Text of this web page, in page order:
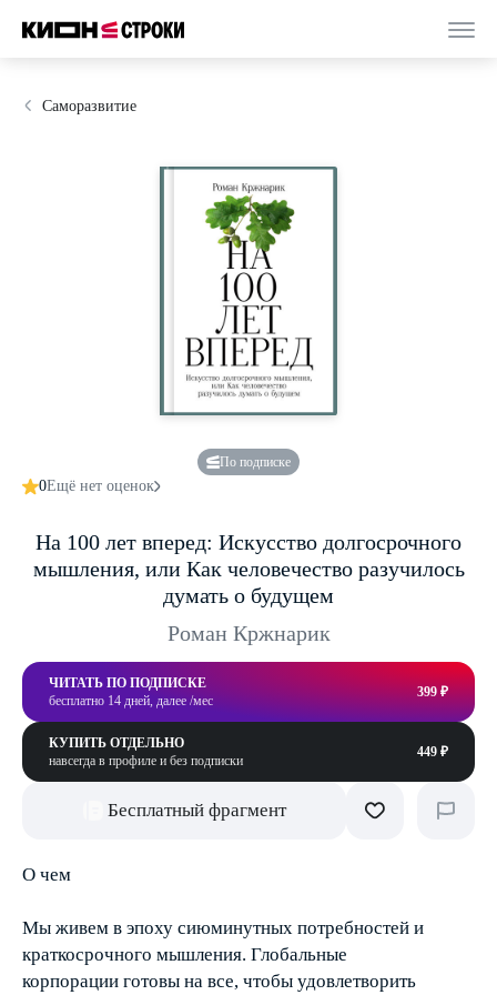
Саморазвитие
По подписке
0Ещё нет оценок
На 100 лет вперед: Искусство долгосрочного
мышления, или Как человечество разучилось
думать о будущем
Роман Кржнарик
ЧИТАТЬ ПО ПОДПИСКЕ
бесплатно 14 дней, далее /мес
399 ₽
КУПИТЬ ОТДЕЛЬНО
навсегда в профиле и без подписки
449 ₽
Бесплатный фрагмент
О чем
Мы живем в эпоху сиюминутных потребностей и
краткосрочного мышления. Глобальные
корпорации готовы на все, чтобы удовлетворить